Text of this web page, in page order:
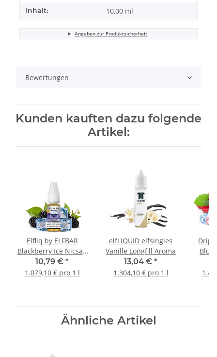
Inhalt: 10,00 ml
Angaben zur Produktsicherheit
Bewertungen
Kunden kauften dazu folgende
Artikel:
Elfliq by ELFBAR
Blackberry Ice Nicsalt
Liquid 10ml
10,79 € *
1.079,10 € pro 1 l
elfLIQUID elfsingles
Vanille Longfill Aroma
13,04 € *
1.304,10 € pro 1 l
Drip
Blue
Ähnliche Artikel